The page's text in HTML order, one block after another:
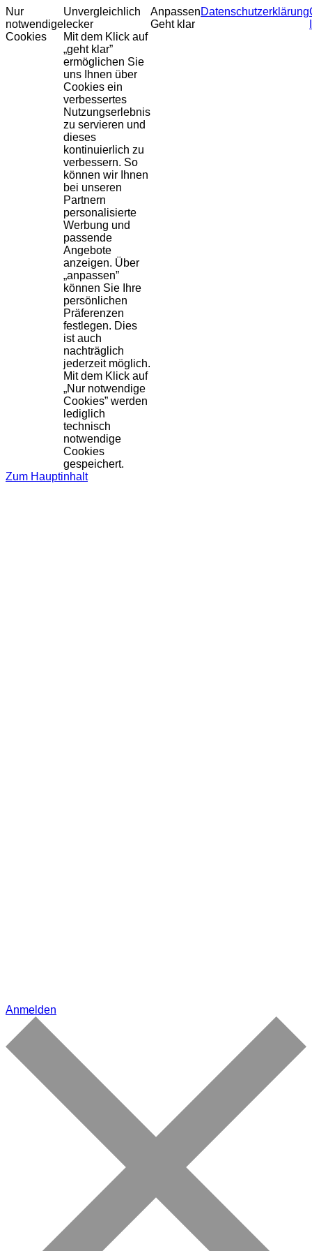
Nur
notwendige
Cookies
Unvergleichlich
lecker
Mit dem Klick auf
„geht klar”
ermöglichen Sie
uns Ihnen über
Cookies ein
verbessertes
Nutzungserlebnis
zu servieren und
dieses
kontinuierlich zu
verbessern. So
können wir Ihnen
bei unseren
Partnern
personalisierte
Werbung und
passende
Angebote
anzeigen. Über
„anpassen”
können Sie Ihre
persönlichen
Präferenzen
festlegen. Dies
ist auch
nachträglich
jederzeit möglich.
Mit dem Klick auf
„Nur notwendige
Cookies” werden
lediglich
technisch
notwendige
Cookies
gespeichert.
Anpassen
Geht klar
Datenschutzerklärung
Zum Hauptinhalt
Anmelden